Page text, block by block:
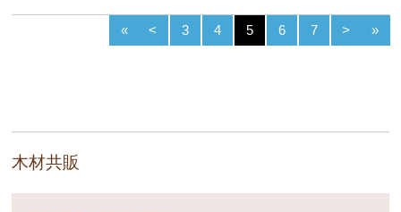
« < 3 4 5 6 7 > »
木材共販